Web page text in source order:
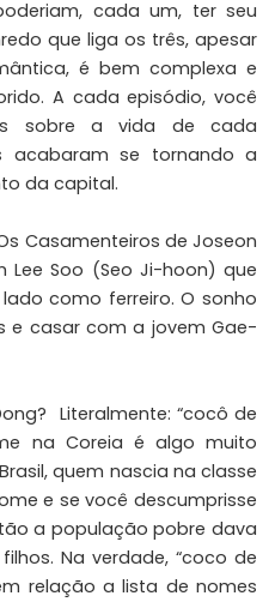
cada um, ter seu
que liga os três, apesar
é bem complexa e
A cada episódio, você
sobre a vida de cada
acabaram se tornando a
da capital.
Casamenteiros de Joseon
Soo (Seo Ji-hoon) que
como ferreiro. O sonho
e casar com a jovem Gae-
Literalmente: “cocô de
na Coreia é algo muito
quem nascia na classe
e se você descumprisse
a população pobre dava
Na verdade, “coco de
relação a lista de nomes